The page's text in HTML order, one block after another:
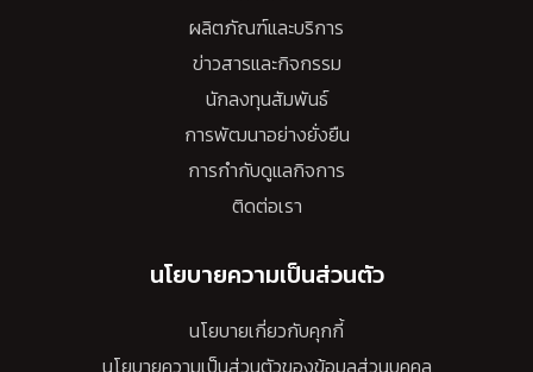
ผลิตภัณฑ์และบริการ
ข่าวสารและกิจกรรม
นักลงทุนสัมพันธ์
การพัฒนาอย่างยั่งยืน
การกำกับดูแลกิจการ
ติดต่อเรา
นโยบายความเป็นส่วนตัว
นโยบายเกี่ยวกับคุกกี้
นโยบายความเป็นส่วนตัวของข้อมูลส่วนบุคคล